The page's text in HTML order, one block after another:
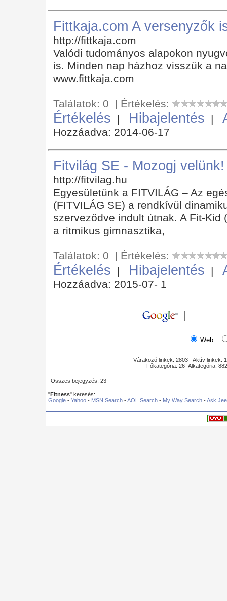
Fittkaja.com A versenyzők
http://fittkaja.com
Valódi tudományos alapokon
is. Minden nap házhoz visszük a
www.fittkaja.com
Találatok: 0 | Értékelés:
Értékelés Hibajelentés
Hozzáadva: 2014-06-17
Fitvilág SE - Mozogj velünk!
http://fitvilag.hu
Egyesületünk a FITVILÁG – Az
(FITVILÁG SE) a rendkívül
szerveződve indult útnak. A Fit-
a ritmikus gimnasztika,
Találatok: 0 | Értékelés:
Értékelés | Hibajelentés |
Hozzáadva: 2015-07- 1
Web
Várakozó linkek: 2803 Aktív linkek:
Főkategória: 26 Alkategória:
Összes bejegyzés: 23
"Fitness" keresés:
Google - Yahoo - MSN Search -AOL Search - My Way Search -Ask